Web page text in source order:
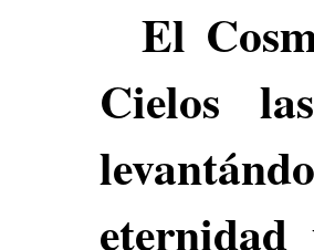
El
Cielos